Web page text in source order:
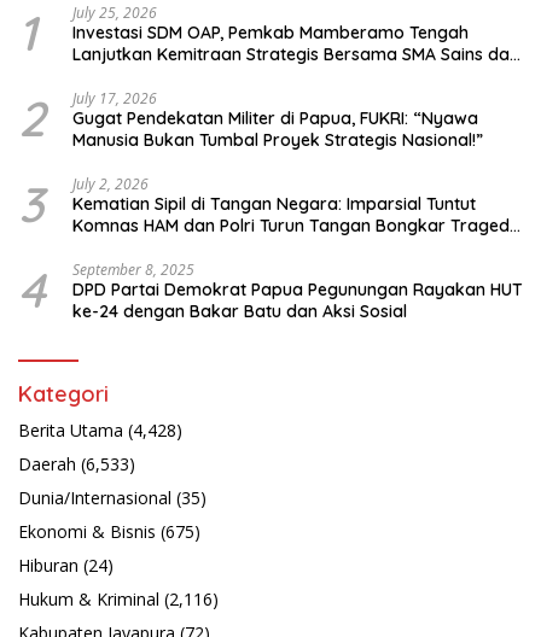
1 July 25, 2026
Investasi SDM OAP, Pemkab Mamberamo Tengah
Lanjutkan Kemitraan Strategis Bersama SMA Sains dan
2 July 17, 2026
Gugat Pendekatan Militer di Papua, FUKRI: “Nyawa
Manusia Bukan Tumbal Proyek Strategis Nasional!”
3 July 2, 2026
Kematian Sipil di Tangan Negara: Imparsial Tuntut
Komnas HAM dan Polri Turun Tangan Bongkar Tragedi
4 September 8, 2025
DPD Partai Demokrat Papua Pegunungan Rayakan HUT
ke-24 dengan Bakar Batu dan Aksi Sosial
Kategori
Berita Utama (4,428)
Daerah (6,533)
Dunia/Internasional (35)
Ekonomi & Bisnis (675)
Hiburan (24)
Hukum & Kriminal (2,116)